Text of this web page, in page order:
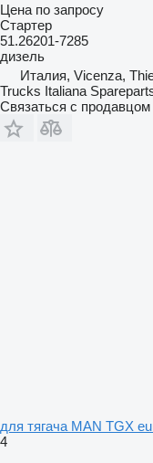
Цена по запросу
Стартер
51.26201-7285
дизель
Италия, Vicenza,
Trucks Italiana
Связаться с продавцом
для тягача MAN TGX
4